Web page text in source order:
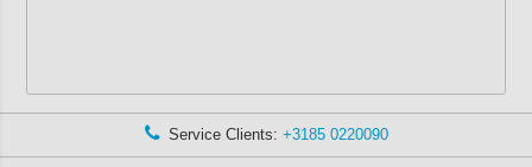
Service Clients: +3185 0220090